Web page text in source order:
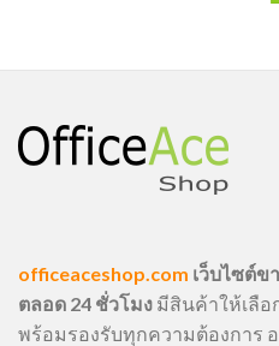
officeaceshop.com เว็บไซต์ข
ตลอด 24 ชั่วโมง มีสินค้าให้เลือ
พร้อมรองรับทุกความต้องการ